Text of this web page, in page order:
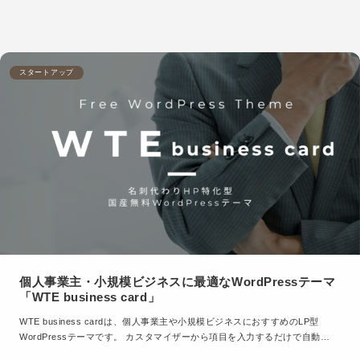
スタートアップ
個人事業主・小規模ビジネスに最適なWordPressテーマ
「WTE business card」
WTE business cardは、個人事業主や小規模ビジネスにおすすめのLP型
WordPressテーマです。 カスタマイザーから項目を入力するだけで自動…